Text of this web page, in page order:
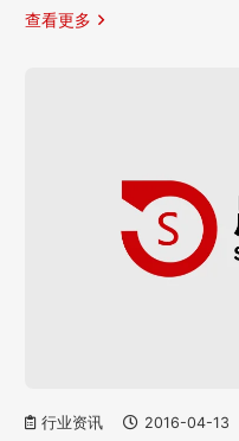
查看更多
行业资讯 2016-04-13